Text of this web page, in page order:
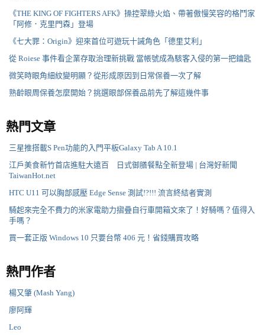
《THE KING OF FIGHTERS AFK》操控翠綠火焰、帶著傲慢笑容的格鬥家
「阿修．克里門森」登場
《七大罪：Origin》迎來首位可遊玩十誡角色「德里艾利」
從 Roiese 事件看企業存取治理新挑戰 當帳號成為駭客入侵的第一把鑰匙
微笑時眼角細紋變明顯？從形成原因到日常保養一次了解
熟齡眼周保養怎麼開始？挑選眼部保養品前先了解這幾件事
熱門文章
三星推搭載S Pen功能的入門平板Galaxy Tab A 10.1
江戶美食新竹首店進駐大遠百 日式御膳餐點全新登場 | 台灣好新聞
TaiwanHot.net
HTC U11 可以胸部感壓 Edge Sense 測試!?!!! 流言終結者實測
騎起來完全不費力的米家電助力摺疊自行車開箱文來了！好騎嗎？值得入
手嗎？
買一套正版 Windows 10 只要台幣 406 元！省錢購買攻略
熱門作者
楊又肇 (Mash Yang)
廖阿輝
Leo